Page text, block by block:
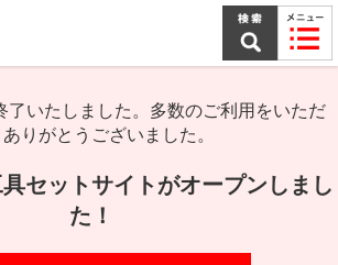
了いたしました。多数のご利用をいただ
ありがとうございました。
セットサイトがオープンしまし
た！